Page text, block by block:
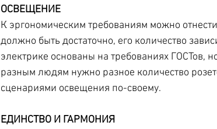
ОСВЕЩЕНИЕ
К эргономическим требованиям можно
должно быть достаточно, его количество
электрике основаны на требованиях ГОСТов,
разным людям нужно разное количество
сценариями освещения по-своему.
ЕДИНСТВО И ГАРМОНИЯ